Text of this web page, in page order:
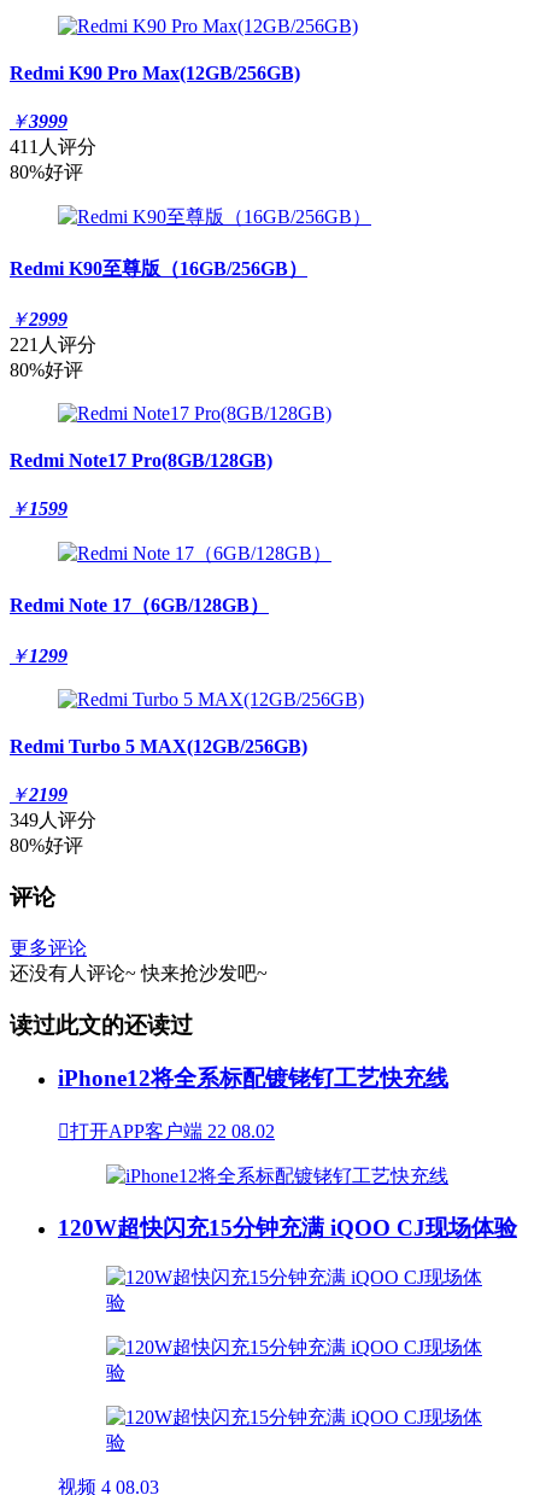
Redmi K90 Pro Max(12GB/256GB)
￥3999
411人评分
80%好评
Redmi K90至尊版（16GB/256GB）
￥2999
221人评分
80%好评
Redmi Note17 Pro(8GB/128GB)
￥1599
Redmi Note 17（6GB/128GB）
￥1299
Redmi Turbo 5 MAX(12GB/256GB)
￥2199
349人评分
80%好评
评论
更多评论
还没有人评论~ 快来抢沙发吧~
读过此文的还读过
iPhone12将全系标配镀铑钌工艺快充线
打开APP客户端 22 08.02
120W超快闪充15分钟充满 iQOO CJ现场体验
视频 4 08.03